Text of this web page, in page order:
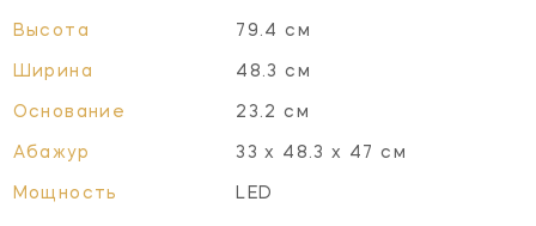
Высота 79.4 см
Ширина 48.3 см
Основание 23.2 см
Абажур 33 x 48.3 x 47 см
Мощность LED